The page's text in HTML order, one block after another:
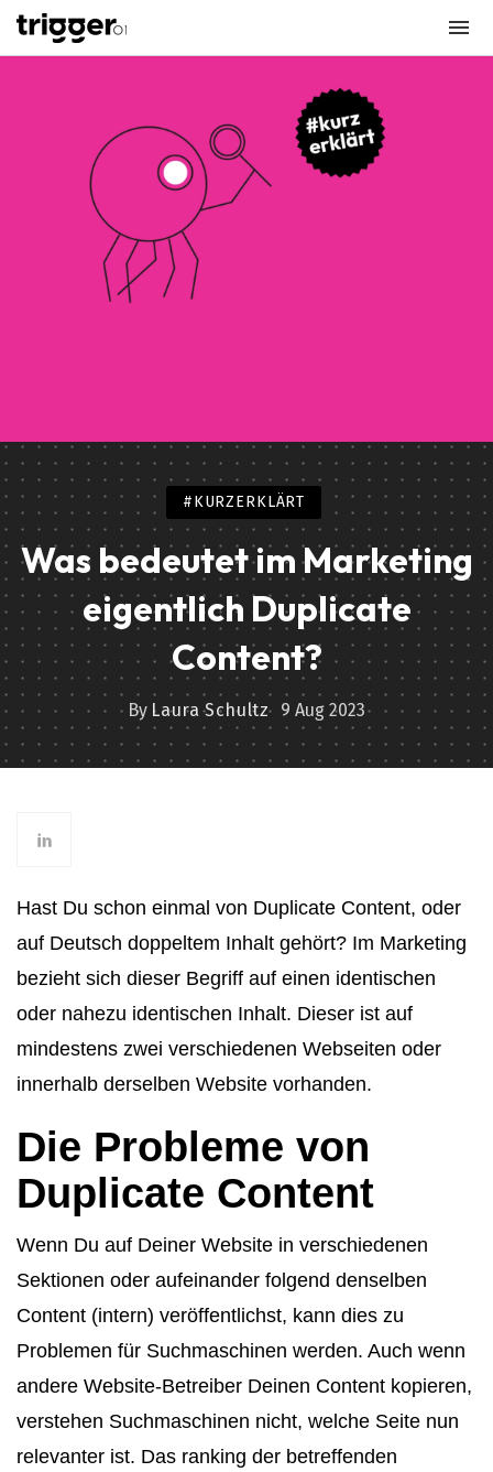
#KURZERKLÄRT
Was bedeutet im Marketing
eigentlich Duplicate
Content?
By Laura Schultz 9 Aug 2023
Hast Du schon einmal von Duplicate Content, oder
auf Deutsch doppeltem Inhalt gehört? Im Marketing
bezieht sich dieser Begriff auf einen identischen
oder nahezu identischen Inhalt. Dieser ist auf
mindestens zwei verschiedenen Webseiten oder
innerhalb derselben Website vorhanden.
Die Probleme von
Duplicate Content
Wenn Du auf Deiner Website in verschiedenen
Sektionen oder aufeinander folgend denselben
Content (intern) veröffentlichst, kann dies zu
Problemen für Suchmaschinen werden. Auch wenn
andere Website-Betreiber Deinen Content kopieren,
verstehen Suchmaschinen nicht, welche Seite nun
relevanter ist. Das ranking der betreffenden